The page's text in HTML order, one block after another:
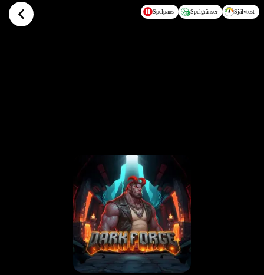
Hoppa till huvudinnehållet Spelpaus Spelgränser Självtest